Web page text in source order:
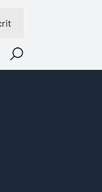
Recherche